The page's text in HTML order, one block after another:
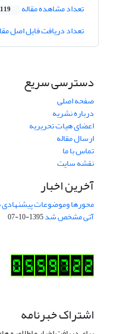
تعداد مشاهده مقاله
تعداد دریافت فایل اصل
دسترسی سریع
صفحه اصلی
درباره نشریه
اعضای هیات تحریریه
ارسال مقاله
تماس با ما
نقشه سایت
آخرین اخبار
محورها وموضوعات
آتی مشخص شد1395-10-07
اشتراک خبرنامه